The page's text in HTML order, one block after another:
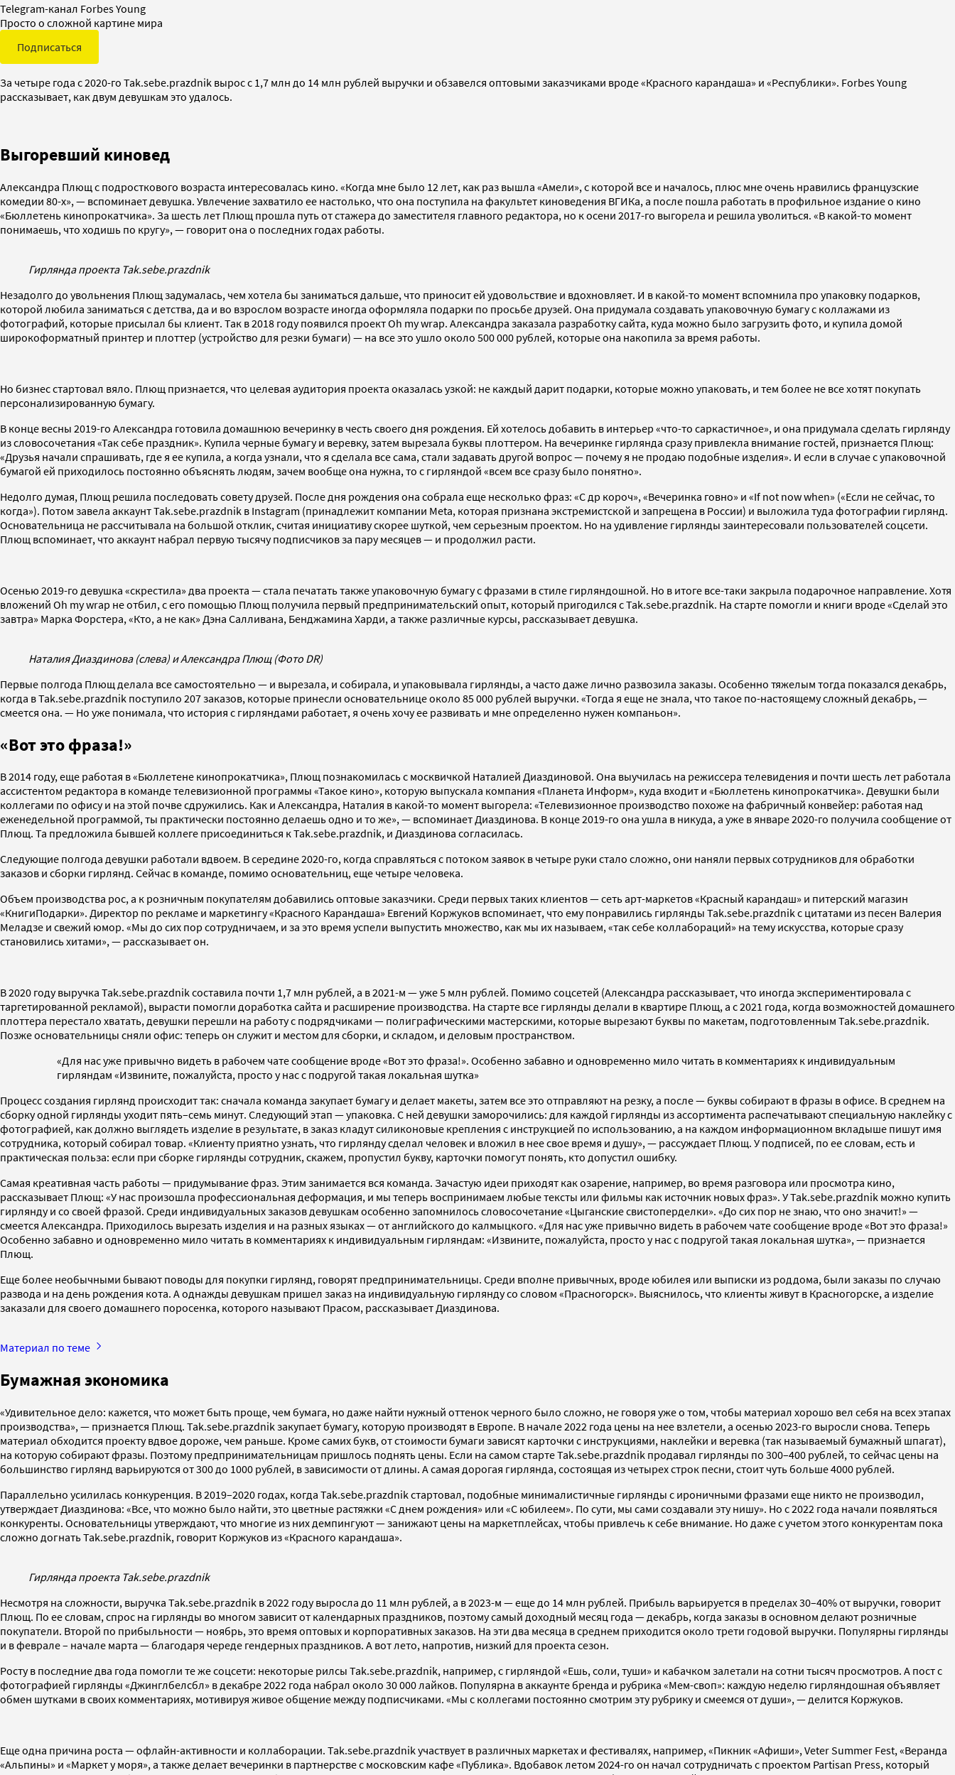
Telegram-канал Forbes Young
Просто о сложной картине мира
Подписаться
За четыре года с 2020-го Tak.sebe.prazdnik вырос с 1,7 млн до 14 млн рублей выручки и обзавелся оптовыми заказчиками вроде «Красного карандаша» и «Республики». Forbes Young
рассказывает, как двум девушкам это удалось.
Выгоревший киновед
Александра Плющ с подросткового возраста интересовалась кино. «Когда мне было 12 лет, как раз вышла «Амели», с которой все и началось, плюс мне очень нравились французские
комедии 80-х», — вспоминает девушка. Увлечение захватило ее настолько, что она поступила на факультет киноведения ВГИКа, а после пошла работать в профильное издание о кино
«Бюллетень кинопрокатчика». За шесть лет Плющ прошла путь от стажера до заместителя главного редактора, но к осени 2017-го выгорела и решила уволиться. «В какой-то момент
понимаешь, что ходишь по кругу», — говорит она о последних годах работы.
Гирлянда проекта Tak.sebe.prazdnik
Незадолго до увольнения Плющ задумалась, чем хотела бы заниматься дальше, что приносит ей удовольствие и вдохновляет. И в какой-то момент вспомнила про упаковку подарков,
которой любила заниматься с детства, да и во взрослом возрасте иногда оформляла подарки по просьбе друзей. Она придумала создавать упаковочную бумагу с коллажами из
фотографий, которые присылал бы клиент. Так в 2018 году появился проект Oh my wrap. Александра заказала разработку сайта, куда можно было загрузить фото, и купила домой
широкоформатный принтер и плоттер (устройство для резки бумаги) — на все это ушло около 500 000 рублей, которые она накопила за время работы.
Но бизнес стартовал вяло. Плющ признается, что целевая аудитория проекта оказалась узкой: не каждый дарит подарки, которые можно упаковать, и тем более не все хотят покупать
персонализированную бумагу.
В конце весны 2019-го Александра готовила домашнюю вечеринку в честь своего дня рождения. Ей хотелось добавить в интерьер «что-то саркастичное», и она придумала сделать гирлянду
из словосочетания «Так себе праздник». Купила черные бумагу и веревку, затем вырезала буквы плоттером. На вечеринке гирлянда сразу привлекла внимание гостей, признается Плющ:
«Друзья начали спрашивать, где я ее купила, а когда узнали, что я сделала все сама, стали задавать другой вопрос — почему я не продаю подобные изделия». И если в случае с упаковочной
бумагой ей приходилось постоянно объяснять людям, зачем вообще она нужна, то с гирляндой «всем все сразу было понятно».
Недолго думая, Плющ решила последовать совету друзей. После дня рождения она собрала еще несколько фраз: «С др короч», «Вечеринка говно» и «If not now when» («Если не сейчас, то
когда»). Потом завела аккаунт Tak.sebe.prazdnik в Instagram (принадлежит компании Meta, которая признана экстремистской и запрещена в России) и выложила туда фотографии гирлянд.
Основательница не рассчитывала на большой отклик, считая инициативу скорее шуткой, чем серьезным проектом. Но на удивление гирлянды заинтересовали пользователей соцсети.
Плющ вспоминает, что аккаунт набрал первую тысячу подписчиков за пару месяцев — и продолжил расти.
Осенью 2019-го девушка «скрестила» два проекта — стала печатать также упаковочную бумагу с фразами в стиле гирляндошной. Но в итоге все-таки закрыла подарочное направление. Хотя
вложений Oh my wrap не отбил, с его помощью Плющ получила первый предпринимательский опыт, который пригодился с Tak.sebe.prazdnik. На старте помогли и книги вроде «Сделай это
завтра» Марка Форстера, «Кто, а не как» Дэна Салливана, Бенджамина Харди, а также различные курсы, рассказывает девушка.
Наталия Диаздинова (слева) и Александра Плющ (Фото DR)
Первые полгода Плющ делала все самостоятельно — и вырезала, и собирала, и упаковывала гирлянды, а часто даже лично развозила заказы. Особенно тяжелым тогда показался декабрь,
когда в Tak.sebe.prazdnik поступило 207 заказов, которые принесли основательнице около 85 000 рублей выручки. «Тогда я еще не знала, что такое по-настоящему сложный декабрь, —
смеется она. — Но уже понимала, что история с гирляндами работает, я очень хочу ее развивать и мне определенно нужен компаньон».
«Вот это фраза!»
В 2014 году, еще работая в «Бюллетене кинопрокатчика», Плющ познакомилась с москвичкой Наталией Диаздиновой. Она выучилась на режиссера телевидения и почти шесть лет работала
ассистентом редактора в команде телевизионной программы «Такое кино», которую выпускала компания «Планета Информ», куда входит и «Бюллетень кинопрокатчика». Девушки были
коллегами по офису и на этой почве сдружились. Как и Александра, Наталия в какой-то момент выгорела: «Телевизионное производство похоже на фабричный конвейер: работая над
еженедельной программой, ты практически постоянно делаешь одно и то же», — вспоминает Диаздинова. В конце 2019-го она ушла в никуда, а уже в январе 2020-го получила сообщение от
Плющ. Та предложила бывшей коллеге присоединиться к Tak.sebe.prazdnik, и Диаздинова согласилась.
Следующие полгода девушки работали вдвоем. В середине 2020-го, когда справляться с потоком заявок в четыре руки стало сложно, они наняли первых сотрудников для обработки
заказов и сборки гирлянд. Сейчас в команде, помимо основательниц, еще четыре человека.
Объем производства рос, а к розничным покупателям добавились оптовые заказчики. Среди первых таких клиентов — сеть арт-маркетов «Красный карандаш» и питерский магазин
«КнигиПодарки». Директор по рекламе и маркетингу «Красного Карандаша» Евгений Коржуков вспоминает, что ему понравились гирлянды Tak.sebe.prazdnik с цитатами из песен Валерия
Меладзе и свежий юмор. «Мы до сих пор сотрудничаем, и за это время успели выпустить множество, как мы их называем, «так себе коллабораций» на тему искусства, которые сразу
становились хитами», — рассказывает он.
В 2020 году выручка Tak.sebe.prazdnik составила почти 1,7 млн рублей, а в 2021-м — уже 5 млн рублей. Помимо соцсетей (Александра рассказывает, что иногда экспериментировала с
таргетированной рекламой), вырасти помогли доработка сайта и расширение производства. На старте все гирлянды делали в квартире Плющ, а с 2021 года, когда возможностей домашнего
плоттера перестало хватать, девушки перешли на работу с подрядчиками — полиграфическими мастерскими, которые вырезают буквы по макетам, подготовленным Tak.sebe.prazdnik.
Позже основательницы сняли офис: теперь он служит и местом для сборки, и складом, и деловым пространством.
«Для нас уже привычно видеть в рабочем чате сообщение вроде «Вот это фраза!». Особенно забавно и одновременно мило читать в комментариях к индивидуальным
гирляндам «Извините, пожалуйста, просто у нас с подругой такая локальная шутка»
Процесс создания гирлянд происходит так: сначала команда закупает бумагу и делает макеты, затем все это отправляют на резку, а после — буквы собирают в фразы в офисе. В среднем на
сборку одной гирлянды уходит пять–семь минут. Следующий этап — упаковка. С ней девушки заморочились: для каждой гирлянды из ассортимента распечатывают специальную наклейку с
фотографией, как должно выглядеть изделие в результате, в заказ кладут силиконовые крепления с инструкцией по использованию, а на каждом информационном вкладыше пишут имя
сотрудника, который собирал товар. «Клиенту приятно узнать, что гирлянду сделал человек и вложил в нее свое время и душу», — рассуждает Плющ. У подписей, по ее словам, есть и
практическая польза: если при сборке гирлянды сотрудник, скажем, пропустил букву, карточки помогут понять, кто допустил ошибку.
Самая креативная часть работы — придумывание фраз. Этим занимается вся команда. Зачастую идеи приходят как озарение, например, во время разговора или просмотра кино,
рассказывает Плющ: «У нас произошла профессиональная деформация, и мы теперь воспринимаем любые тексты или фильмы как источник новых фраз». У Tak.sebe.prazdnik можно купить
гирлянду и со своей фразой. Среди индивидуальных заказов девушкам особенно запомнилось словосочетание «Цыганские свистоперделки». «До сих пор не знаю, что оно значит!» —
смеется Александра. Приходилось вырезать изделия и на разных языках — от английского до калмыцкого. «Для нас уже привычно видеть в рабочем чате сообщение вроде «Вот это фраза!»
Особенно забавно и одновременно мило читать в комментариях к индивидуальным гирляндам: «Извините, пожалуйста, просто у нас с подругой такая локальная шутка», — признается
Плющ.
Еще более необычными бывают поводы для покупки гирлянд, говорят предпринимательницы. Среди вполне привычных, вроде юбилея или выписки из роддома, были заказы по случаю
развода и на день рождения кота. А однажды девушкам пришел заказ на индивидуальную гирлянду со словом «Прасногорск». Выяснилось, что клиенты живут в Красногорске, а изделие
заказали для своего домашнего поросенка, которого называют Прасом, рассказывает Диаздинова.
Материал по теме
Бумажная экономика
«Удивительное дело: кажется, что может быть проще, чем бумага, но даже найти нужный оттенок черного было сложно, не говоря уже о том, чтобы материал хорошо вел себя на всех этапах
производства», — признается Плющ. Tak.sebe.prazdnik закупает бумагу, которую производят в Европе. В начале 2022 года цены на нее взлетели, а осенью 2023-го выросли снова. Теперь
материал обходится проекту вдвое дороже, чем раньше. Кроме самих букв, от стоимости бумаги зависят карточки с инструкциями, наклейки и веревка (так называемый бумажный шпагат),
на которую собирают фразы. Поэтому предпринимательницам пришлось поднять цены. Если на самом старте Tak.sebe.prazdnik продавал гирлянды по 300–400 рублей, то сейчас цены на
большинство гирлянд варьируются от 300 до 1000 рублей, в зависимости от длины. А самая дорогая гирлянда, состоящая из четырех строк песни, стоит чуть больше 4000 рублей.
Параллельно усилилась конкуренция. В 2019–2020 годах, когда Tak.sebe.prazdnik стартовал, подобные минималистичные гирлянды с ироничными фразами еще никто не производил,
утверждает Диаздинова: «Все, что можно было найти, это цветные растяжки «С днем рождения» или «С юбилеем». По сути, мы сами создавали эту нишу». Но с 2022 года начали появляться
конкуренты. Основательницы утверждают, что многие из них демпингуют — занижают цены на маркетплейсах, чтобы привлечь к себе внимание. Но даже с учетом этого конкурентам пока
сложно догнать Tak.sebe.prazdnik, говорит Коржуков из «Красного карандаша».
Гирлянда проекта Tak.sebe.prazdnik
Несмотря на сложности, выручка Tak.sebe.prazdnik в 2022 году выросла до 11 млн рублей, а в 2023-м — еще до 14 млн рублей. Прибыль варьируется в пределах 30–40% от выручки, говорит
Плющ. По ее словам, спрос на гирлянды во многом зависит от календарных праздников, поэтому самый доходный месяц года — декабрь, когда заказы в основном делают розничные
покупатели. Второй по прибыльности — ноябрь, это время оптовых и корпоративных заказов. На эти два месяца в среднем приходится около трети годовой выручки. Популярны гирлянды
и в феврале – начале марта — благодаря череде гендерных праздников. А вот лето, напротив, низкий для проекта сезон.
Росту в последние два года помогли те же соцсети: некоторые рилсы Tak.sebe.prazdnik, например, с гирляндой «Ешь, соли, туши» и кабачком залетали на сотни тысяч просмотров. А пост с
фотографией гирлянды «Джинглбелсбл» в декабре 2022 года набрал около 30 000 лайков. Популярна в аккаунте бренда и рубрика «Мем-своп»: каждую неделю гирляндошная объявляет
обмен шутками в своих комментариях, мотивируя живое общение между подписчиками. «Мы с коллегами постоянно смотрим эту рубрику и смеемся от души», — делится Коржуков.
Еще одна причина роста — офлайн-активности и коллаборации. Tak.sebe.prazdnik участвует в различных маркетах и фестивалях, например, «Пикник «Афиши», Veter Summer Fest, «Веранда
«Альпины» и «Маркет у моря», а также делает вечеринки в партнерстве с московским кафе «Публика». Вдобавок летом 2024-го он начал сотрудничать с проектом Partisan Press, который